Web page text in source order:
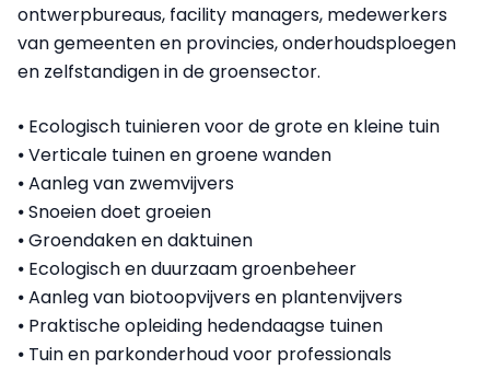
ontwerpbureaus, facility managers, medewerkers
van gemeenten en provincies, onderhoudsploegen
en zelfstandigen in de groensector.
⦁ Ecologisch tuinieren voor de grote en kleine tuin
⦁ Verticale tuinen en groene wanden
⦁ Aanleg van zwemvijvers
⦁ Snoeien doet groeien
⦁ Groendaken en daktuinen
⦁ Ecologisch en duurzaam groenbeheer
⦁ Aanleg van biotoopvijvers en plantenvijvers
⦁ Praktische opleiding hedendaagse tuinen
⦁ Tuin en parkonderhoud voor professionals